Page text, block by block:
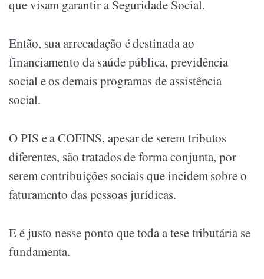
que visam garantir a Seguridade Social.
Então, sua arrecadação é destinada ao
financiamento da saúde pública, previdência
social e os demais programas de assistência
social.
O PIS e a COFINS, apesar de serem tributos
diferentes, são tratados de forma conjunta, por
serem contribuições sociais que incidem sobre o
faturamento das pessoas jurídicas.
E é justo nesse ponto que toda a tese tributária se
fundamenta.